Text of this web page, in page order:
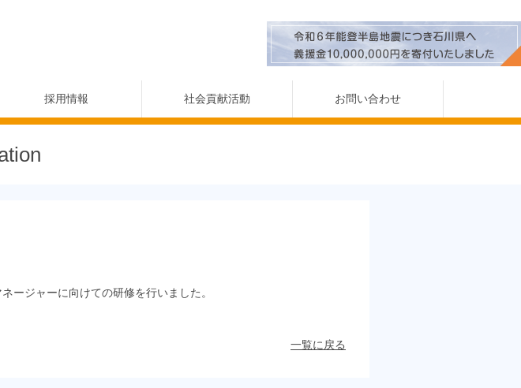
採用情報 社会貢献活動 お問い合わせ
ージャーに向けての研修を行いました。
一覧に戻る